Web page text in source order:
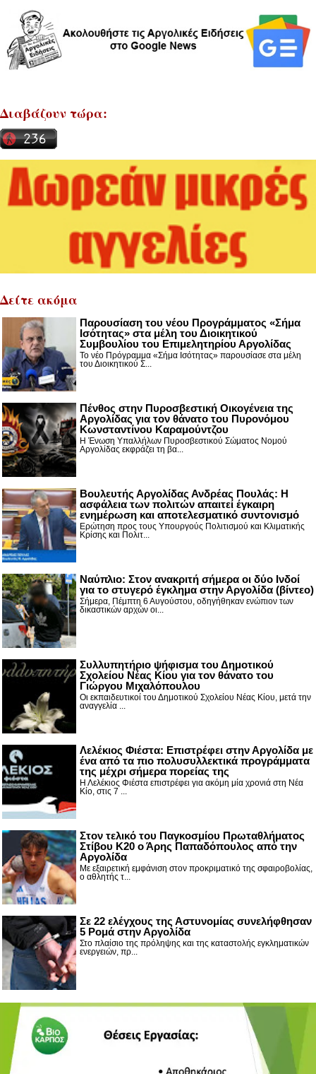
Διαβάζουν τώρα:
Δείτε ακόμα
Παρουσίαση του νέου Προγράμματος «Σήμα
Ισότητας» στα μέλη του Διοικητικού
Συμβουλίου του Επιμελητηρίου Αργολίδας
Το νέο Πρόγραμμα «Σήμα Ισότητας» παρουσίασε στα μέλη
του Διοικητικού Σ...
Πένθος στην Πυροσβεστική Οικογένεια της
Αργολίδας για τον θάνατο του Πυρονόμου
Κωνσταντίνου Καραμούντζου
Η Ένωση Υπαλλήλων Πυροσβεστικού Σώματος Νομού
Αργολίδας εκφράζει τη βα...
Βουλευτής Αργολίδας Ανδρέας Πουλάς: Η
ασφάλεια των πολιτών απαιτεί έγκαιρη
ενημέρωση και αποτελεσματικό συντονισμό
Ερώτηση προς τους Υπουργούς Πολιτισμού και Κλιματικής
Κρίσης και Πολιτ...
Nαύπλιο: Στον ανακριτή σήμερα οι δύο Ινδοί
για το στυγερό έγκλημα στην Αργολίδα (βίντεο)
Σήμερα, Πέμπτη 6 Αυγούστου, οδηγήθηκαν ενώπιον των
δικαστικών αρχών οι...
Συλλυπητήριο ψήφισμα του Δημοτικού
Σχολείου Νέας Κίου για τον θάνατο του
Γιώργου Μιχαλόπουλου
Οι εκπαιδευτικοί του Δημοτικού Σχολείου Νέας Κίου, μετά την
αναγγελία ...
Λελέκιος Φιέστα: Επιστρέφει στην Αργολίδα με
ένα από τα πιο πολυσυλλεκτικά προγράμματα
της μέχρι σήμερα πορείας της
Η Λελέκιος Φιέστα επιστρέφει για ακόμη μία χρονιά στη Νέα
Κίο, στις 7 ...
Στον τελικό του Παγκοσμίου Πρωταθλήματος
Στίβου Κ20 ο Άρης Παπαδόπουλος από την
Αργολίδα
Με εξαιρετική εμφάνιση στον προκριματικό της σφαιροβολίας,
ο αθλητής τ...
Σε 22 ελέγχους της Αστυνομίας συνελήφθησαν
5 Ρομά στην Αργολίδα
Στο πλαίσιο της πρόληψης και της καταστολής εγκληματικών
ενεργειών, πρ...